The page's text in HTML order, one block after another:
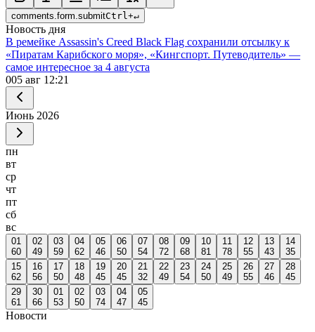
comments.form.submitCtrl +↵
Новость дня
В ремейке Assassin's Creed Black Flag сохранили отсылку к
«Пиратам Карибского моря», «Кингспорт. Путеводитель» —
самое интересное за 4 августа
005 авг 12:21
Июнь 2026
пн
вт
ср
чт
пт
сб
вс
01
60
02
49
03
59
04
62
05
46
06
50
07
54
08
72
09
68
10
81
11
78
12
55
13
43
14
35
15
62
16
56
17
50
18
48
19
45
20
45
21
32
22
49
23
54
24
50
25
49
26
55
27
46
28
45
29
61
30
66
01
53
02
50
03
74
04
47
05
45
Новости